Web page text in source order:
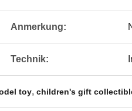
Anmerkung:
Technik:
toy, children's gift